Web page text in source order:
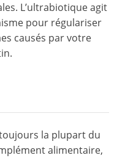
L’ultrabiotique agit
pour régulariser
causés par votre
la plupart du
alimentaire,